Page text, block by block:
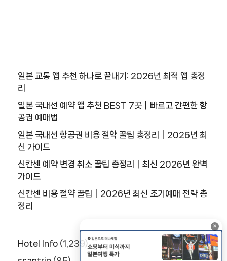
×
일본 교통 앱 추천 하나로 끝내기: 2026년 최적 앱 총정
리
일본 국내선 예약 앱 추천 BEST 7곳｜빠르고 간편한 항
공권 예매법
일본 국내선 항공권 비용 절약 꿀팁 총정리｜2026년 최
신 가이드
신칸센 예약 변경 취소 꿀팁 총정리｜최신 2026년 완벽
가이드
신칸센 비용 절약 꿀팁｜2026년 최신 조기예매 전략 총
정리
Hotel Info (1,239)